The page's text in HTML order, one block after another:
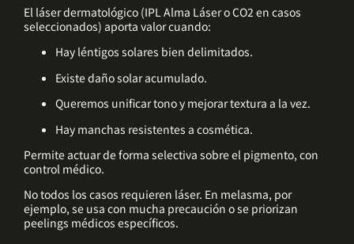
El láser dermatológico (IPL Alma Láser o CO2 en casos
seleccionados) aporta valor cuando:
Hay léntigos solares bien delimitados.
Existe daño solar acumulado.
Queremos unificar tono y mejorar textura a la vez.
Hay manchas resistentes a cosmética.
Permite actuar de forma selectiva sobre el pigmento, con
control médico.
No todos los casos requieren láser. En melasma, por
ejemplo, se usa con mucha precaución o se priorizan
peelings médicos específicos.